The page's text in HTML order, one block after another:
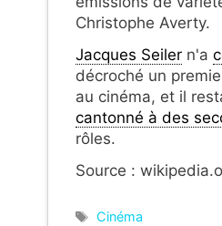
Christophe Averty.
Jacques Seiler n'a
décroché un
au cinéma, et il
cantonné à des
rôles.
Source :
Étiquettes
Cinéma